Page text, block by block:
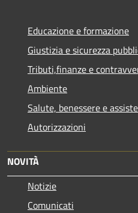
Educazione e formazione
Giustizia e sicurezza
Tributi,finanze e
Ambiente
Salute, benessere e
Autorizzazioni
NOVITÀ
Notizie
Comunicati